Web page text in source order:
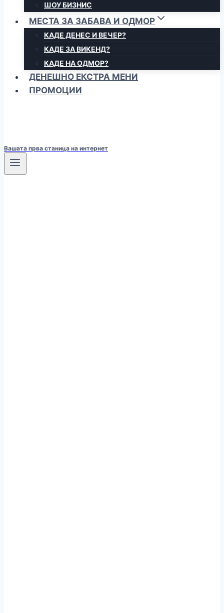
ШОУ БИЗНИС
МЕСТА ЗА ЗАБАВА И ОДМОР
КАДЕ ДЕНЕС И ВЕЧЕР?
КАДЕ ЗА ВИКЕНД?
КАДЕ НА ОДМОР?
ДЕНЕШНО ЕКСТРА МЕНИ
ПРОМОЦИИ
Вашата прва станица на интернет